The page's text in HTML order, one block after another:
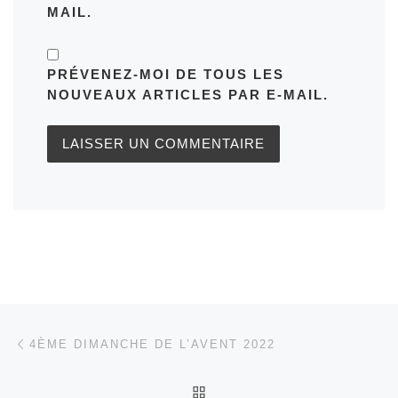
MAIL.
PRÉVENEZ-MOI DE TOUS LES
NOUVEAUX ARTICLES PAR E-MAIL.
Parcourir les articles
4ÈME DIMANCHE DE L’AVENT 2022